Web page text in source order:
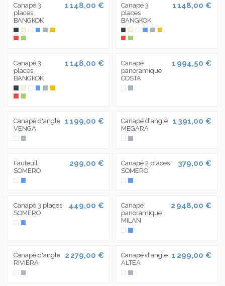
Canapé 3
places
BANGKOK
1 148,00 €
Canapé 3
places
BANGKOK
1 148,00 €
Canapé 3
places
BANGKOK
1 148,00 €
Canapé
panoramique
COSTA
1 994,50 €
Canapé d'angle
VENGA
1 199,00 €
Canapé d'angle
MEGARA
1 391,00 €
Fauteuil
SOMERO
299,00 €
Canapé 2 places
SOMERO
379,00 €
Canapé 3 places
SOMERO
449,00 €
Canapé
panoramique
MILAN
2 948,00 €
Canapé d'angle
RIVIERA
2 279,00 €
Canapé d'angle
ALTEA
1 299,00 €